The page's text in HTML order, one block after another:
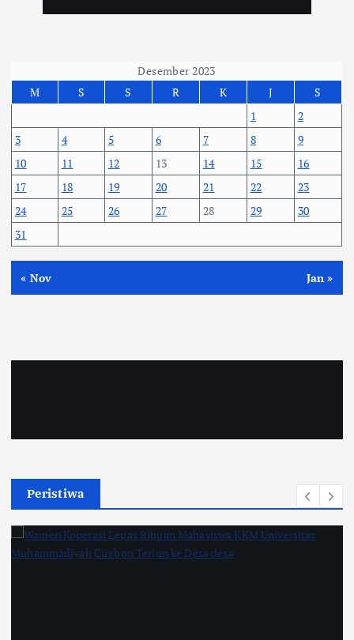
Desember 2023
M
S S R K J
S
1
2
3
4 5 6 7 8
9
10
11 12 13 14 15
16
17
18 19 20 21 22
23
24
25 26 27 28 29
30
31
« Nov Jan »
Peristiwa